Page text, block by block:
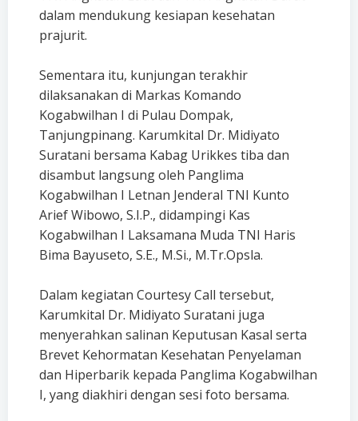
dalam mendukung kesiapan kesehatan
prajurit.
Sementara itu, kunjungan terakhir
dilaksanakan di Markas Komando
Kogabwilhan I di Pulau Dompak,
Tanjungpinang. Karumkital Dr. Midiyato
Suratani bersama Kabag Urikkes tiba dan
disambut langsung oleh Panglima
Kogabwilhan I Letnan Jenderal TNI Kunto
Arief Wibowo, S.I.P., didampingi Kas
Kogabwilhan I Laksamana Muda TNI Haris
Bima Bayuseto, S.E., M.Si., M.Tr.Opsla.
Dalam kegiatan Courtesy Call tersebut,
Karumkital Dr. Midiyato Suratani juga
menyerahkan salinan Keputusan Kasal serta
Brevet Kehormatan Kesehatan Penyelaman
dan Hiperbarik kepada Panglima Kogabwilhan
I, yang diakhiri dengan sesi foto bersama.